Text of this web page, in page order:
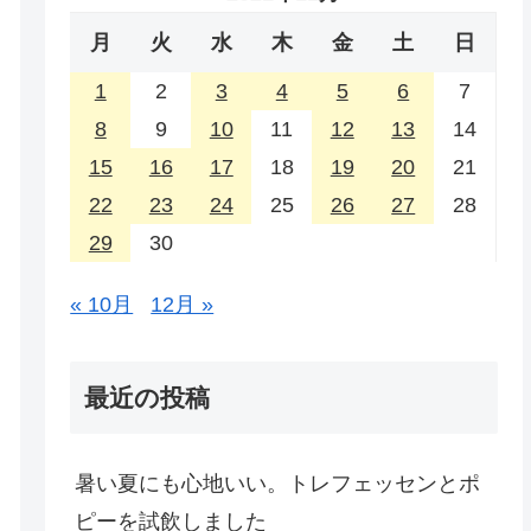
月 火 水 木 金 土 日
1 2 3 4 5 6
7
8
9 10 11 12 13
14
15
16 17 18 19 20
21
22
23 24 25 26 27
28
29
30
« 10月 12月 »
最近の投稿
暑い夏にも心地いい。トレフェッセンとポ
ピーを試飲しました